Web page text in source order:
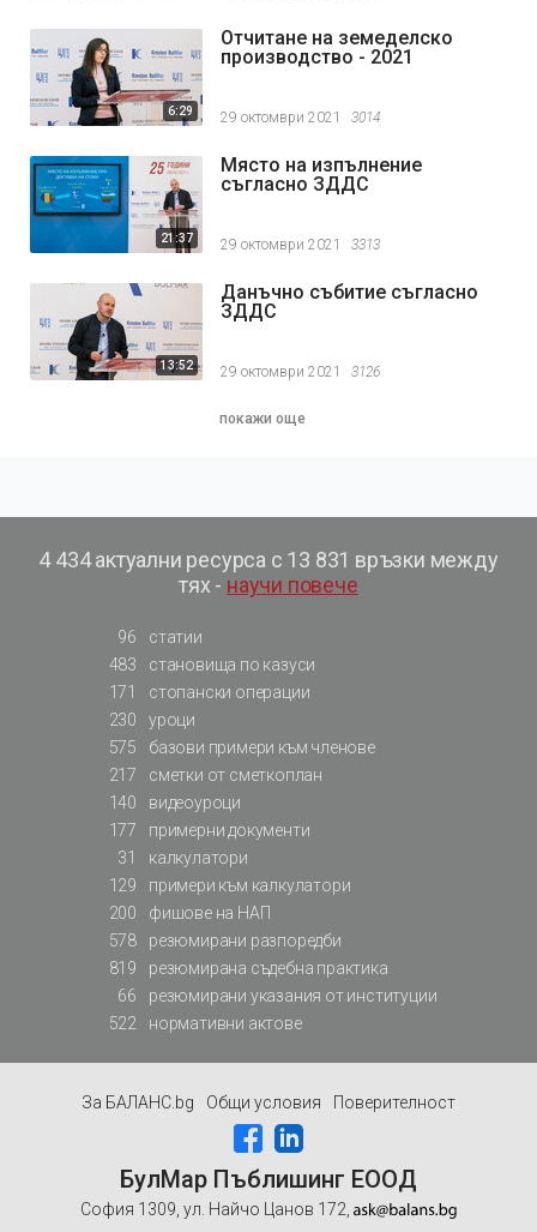
6:29
Отчитане на земеделско
производство - 2021
29 октомври 2021 3014
21:37
Място на изпълнение
съгласно ЗДДС
29 октомври 2021 3313
13:52
Данъчно събитие съгласно
ЗДДС
29 октомври 2021 3126
покажи още
4 434 актуални ресурса с 13 831 връзки между
тях - научи повече
96
статии
483
становища по казуси
171
стопански операции
230
уроци
575
базови примери към членове
217
сметки от сметкоплан
140
видеоуроци
177
примерни документи
31
калкулатори
129
примери към калкулатори
200
фишове на НАП
578
резюмирани разпоредби
819
резюмирана съдебна практика
66
резюмирани указания от институции
522
нормативни актове
За БАЛАНС.bg Общи условия Поверителност
БулМар Пъблишинг ЕООД
София 1309, ул. Найчо Цанов 172,